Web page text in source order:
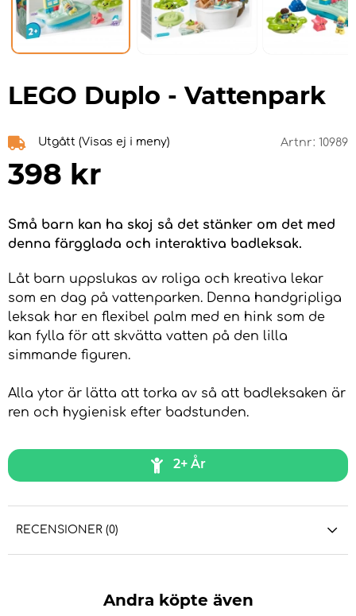
LEGO Duplo - Vattenpark
Utgått (Visas ej i meny) Artnr: 10989
398 kr
Små barn kan ha skoj så det stänker om det med
denna färgglada och interaktiva badleksak.
Låt barn uppslukas av roliga och kreativa lekar
som en dag på vattenparken. Denna handgripliga
leksak har en flexibel palm med en hink som de
kan fylla för att skvätta vatten på den lilla
simmande figuren.
Alla ytor är lätta att torka av så att badleksaken är
ren och hygienisk efter badstunden.
2+ År
RECENSIONER (0)
Andra köpte även